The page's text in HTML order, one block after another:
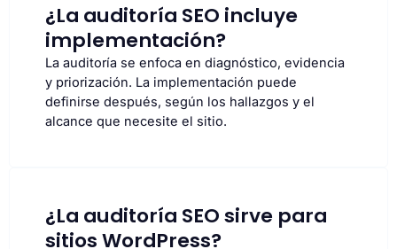
¿La auditoría SEO incluye
implementación?
La auditoría se enfoca en diagnóstico, evidencia
y priorización. La implementación puede
definirse después, según los hallazgos y el
alcance que necesite el sitio.
¿La auditoría SEO sirve para
sitios WordPress?